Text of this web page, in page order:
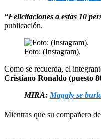
“Felicitaciones a estas 10
publicación.
Foto: (Instagram).
Como se recuerda, el
Cristiano Ronaldo (puesto
MIRA: Magaly se
Mientras que su compañero